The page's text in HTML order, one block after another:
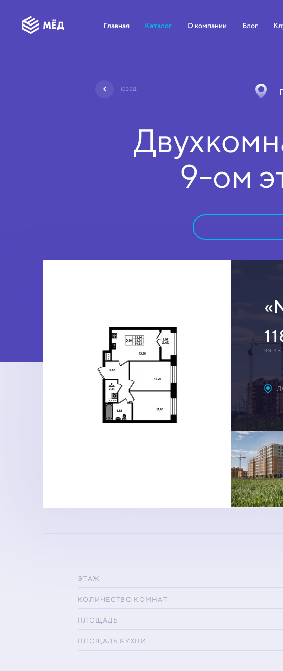
Главная Каталог О компании Блог
назад
9-ом
за
ЭТАЖ
КОЛИЧЕСТВО КОМНАТ
ПЛОЩАДЬ
ПЛОЩАДЬ КУХНИ